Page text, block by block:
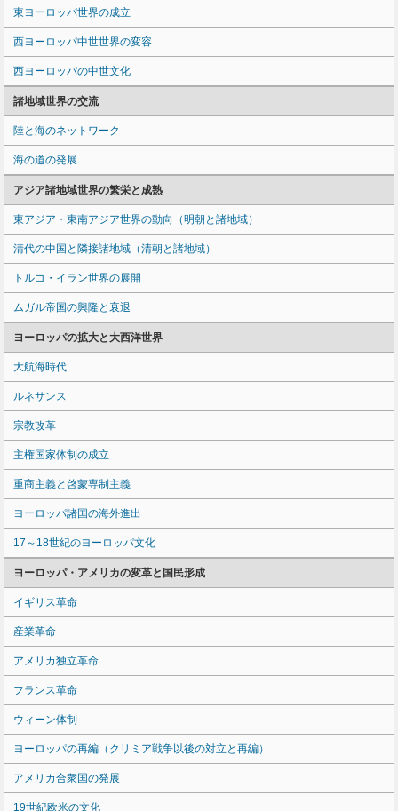
東ヨーロッパ世界の成立
西ヨーロッパ中世世界の変容
西ヨーロッパの中世文化
諸地域世界の交流
陸と海のネットワーク
海の道の発展
アジア諸地域世界の繁栄と成熟
東アジア・東南アジア世界の動向（明朝と諸地域）
清代の中国と隣接諸地域（清朝と諸地域）
トルコ・イラン世界の展開
ムガル帝国の興隆と衰退
ヨーロッパの拡大と大西洋世界
大航海時代
ルネサンス
宗教改革
主権国家体制の成立
重商主義と啓蒙専制主義
ヨーロッパ諸国の海外進出
17～18世紀のヨーロッパ文化
ヨーロッパ・アメリカの変革と国民形成
イギリス革命
産業革命
アメリカ独立革命
フランス革命
ウィーン体制
ヨーロッパの再編（クリミア戦争以後の対立と再編）
アメリカ合衆国の発展
19世紀欧米の文化